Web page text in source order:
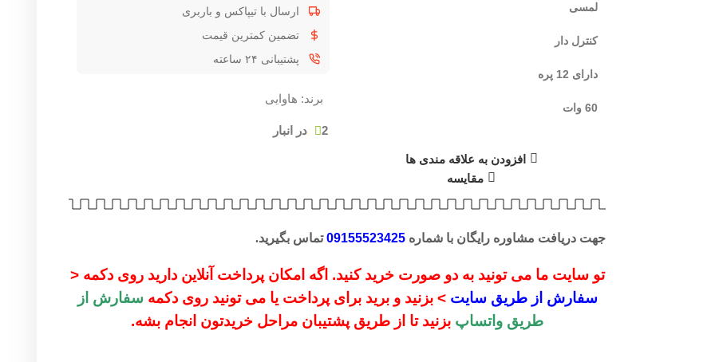
لمسی
کنترل دار
دارای 12 پره
60 وات
افزودن به علاقه مندی ها
مقایسه
ارسال با تیپاکس و باربری
تضمین کمترین قیمت
پشتیبانی ۲۴ ساعته
برند: هاوایی
2 در انبار
جهت دریافت مشاوره رایگان با شماره 09155523425 تماس بگیرید.
تو سایت ما می تونید به دو صورت خرید کنید. اگه امکان پرداخت آنلاین دارید روی دکمه <
سفارش از طریق سایت> بزنید و برید برای پرداخت یا می تونید روی دکمه سفارش از
طریق واتساپ بزنید تا از طریق پشتیبان مراحل خریدتون انجام بشه.